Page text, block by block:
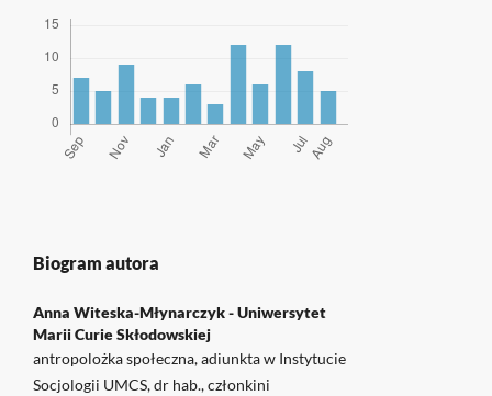
Biogram autora
Anna Witeska-Młynarczyk -Uniwersytet
Marii Curie Skłodowskiej
antropolożka społeczna, adiunkta w Instytucie
Socjologii UMCS, dr hab., członkini